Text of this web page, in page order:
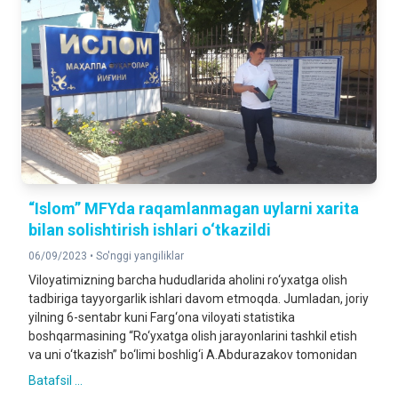
“Islom” MFYda raqamlanmagan uylarni xarita
bilan solishtirish ishlari o‘tkazildi
06/09/2023 • So'nggi yangiliklar
Viloyatimizning barcha hududlarida aholini ro‘yxatga olish
tadbiriga tayyorgarlik ishlari davom etmoqda. Jumladan, joriy
yilning 6-sentabr kuni Farg‘ona viloyati statistika
boshqarmasining “Ro‘yxatga olish jarayonlarini tashkil etish
va uni o‘tkazish” bo‘limi boshlig‘i A.Abdurazakov tomonidan
Batafsil ...